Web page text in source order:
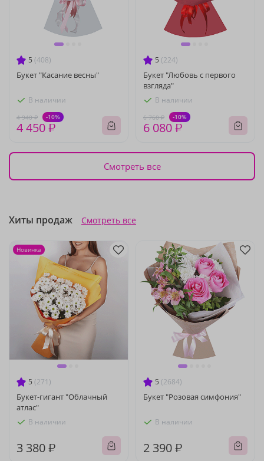
5 (408)
Букет "Касание весны"
В наличии
4 940 ₽ -10%
4 450 ₽
5 (224)
Букет "Любовь с первого
взгляда"
В наличии
6 760 ₽ -10%
6 080 ₽
Смотреть все
Хиты продаж Смотреть все
5 (271)
Букет-гигант "Облачный
атлас"
В наличии
3 380 ₽
Новинка
5 (2684)
Букет "Розовая симфония"
В наличии
2 390 ₽